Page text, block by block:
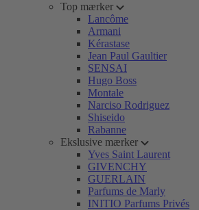
Top mærker
Lancôme
Armani
Kérastase
Jean Paul Gaultier
SENSAI
Hugo Boss
Montale
Narciso Rodriguez
Shiseido
Rabanne
Ekslusive mærker
Yves Saint Laurent
GIVENCHY
GUERLAIN
Parfums de Marly
INITIO Parfums Privés